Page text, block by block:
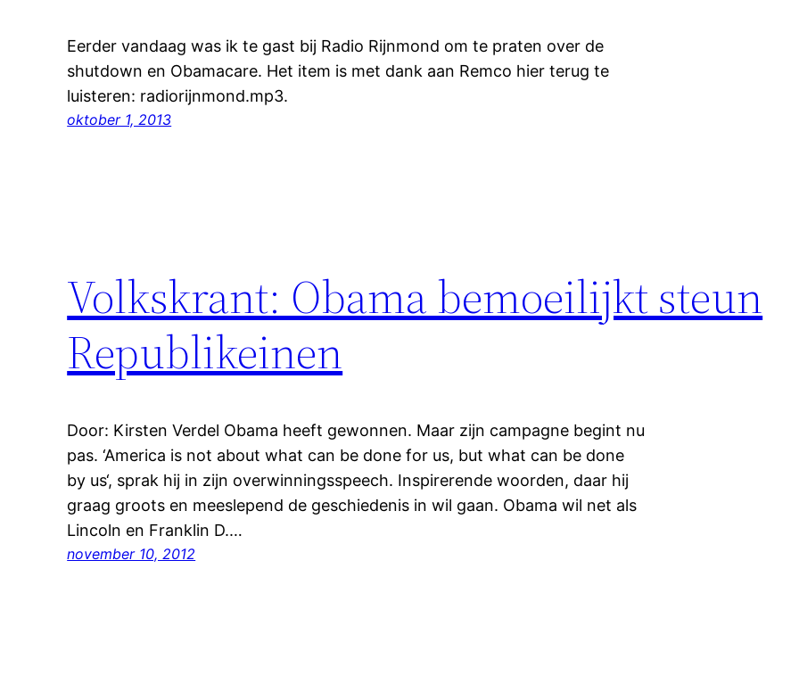
Eerder vandaag was ik te gast bij Radio Rijnmond om te praten over de
shutdown en Obamacare. Het item is met dank aan Remco hier terug te
luisteren: radiorijnmond.mp3.
oktober 1, 2013
Volkskrant: Obama bemoeilijkt steun
Republikeinen
Door: Kirsten Verdel Obama heeft gewonnen. Maar zijn campagne begint nu
pas. ‘America is not about what can be done for us, but what can be done
by us‘, sprak hij in zijn overwinningsspeech. Inspirerende woorden, daar hij
graag groots en meeslepend de geschiedenis in wil gaan. Obama wil net als
Lincoln en Franklin D.…
november 10, 2012